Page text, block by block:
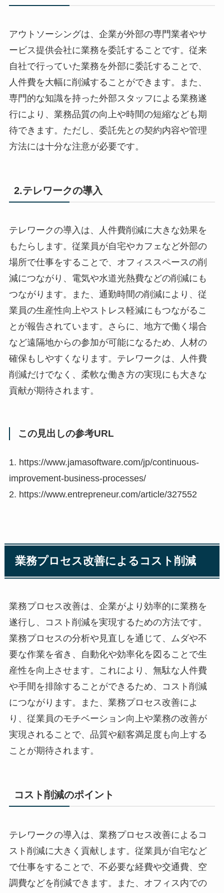
アウトソーシングは、企業が外部の専門業者やサ
ービス提供会社に業務を委託することです。従来
自社で行っていた業務を外部に委託することで、
人件費を大幅に削減することができます。また、
専門的な知識を持った外部スタッフによる業務遂
行により、業務品質の向上や時間の短縮なども期
待できます。ただし、委託先との契約内容や管理
方法には十分な注意が必要です。
2.テレワークの導入
テレワークの導入は、人件費削減に大きな効果を
もたらします。従業員が自宅やカフェなど外部の
場所で仕事をすることで、オフィススペースの削
減につながり、電気や水道光熱費などの削減にも
つながります。また、通勤時間の削減により、従
業員の生産性向上やストレス軽減にもつながるこ
とが報告されています。さらに、地方で働く場合
など遠隔地からの参加が可能になるため、人材の
確保もしやすくなります。テレワークは、人件費
削減だけでなく、柔軟な働き方の実現にも大きな
貢献が期待されます。
この見出しの参考URL
1. https://www.jamasoftware.com/jp/continuous-
improvement-business-processes/
2. https://www.entrepreneur.com/article/327552
業務プロセス改善によるコスト削減
業務プロセス改善は、企業がより効率的に業務を
遂行し、コスト削減を実現するための方法です。
業務プロセスの分析や見直しを通じて、ムダや不
要な作業を省き、自動化や効率化を図ることで生
産性を向上させます。これにより、無駄な人件費
や手間を排除することができるため、コスト削減
につながります。また、業務プロセス改善によ
り、従業員のモチベーション向上や業務の改善が
実現されることで、品質や顧客満足度も向上する
ことが期待されます。
コスト削減のポイント
テレワークの導入は、業務プロセス改善によるコ
スト削減に大きく貢献します。従業員が自宅など
で仕事をすることで、不必要な経費や交通費、空
調費などを削減できます。また、オフィス内での